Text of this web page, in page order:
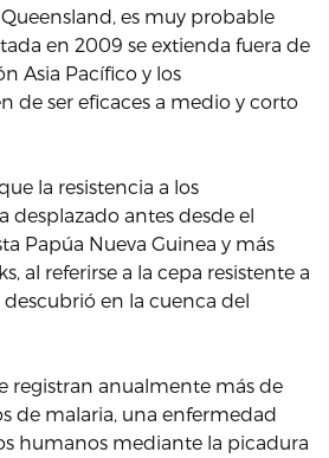
es muy probable
en 2009 se extienda fuera de
Asia Pacífico y los
de ser eficaces a medio y corto
la resistencia a los
desplazado antes desde el
Papúa Nueva Guinea y más
al referirse a la cepa resistente a
en la cuenca del
registran anualmente más de
de malaria, una enfermedad
humanos mediante la picadura